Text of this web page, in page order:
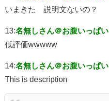
いまきた 説明文ないの？
13:名無しさん＠お腹いっぱい
低評価wwwww
14:名無しさん＠お腹いっぱい
This is description